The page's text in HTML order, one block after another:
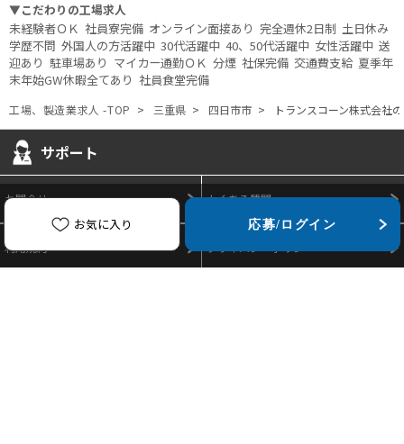
お気に入り 応募/ログイン
▼こだわりの工場求人
未経験者ＯＫ 社員寮完備 オンライン面接あり 完全週休2日制 土日休み
学歴不問 外国人の方活躍中 30代活躍中 40、50代活躍中 女性活躍中 送
迎あり 駐車場あり マイカー通勤ＯＫ 分煙 社保完備 交通費支給 夏季年
末年始GW休暇全てあり 社員食堂完備
工場、製造業求人 -TOP 三重県 四日市市 トランスコーン株式会社
サポート
お問合せ よくある質問
利用規約 プライバシーポリシー